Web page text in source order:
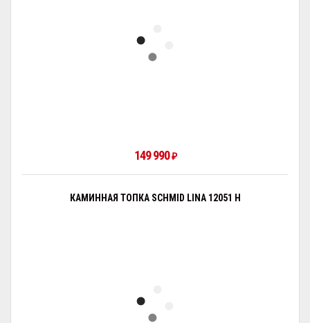
149 990₽
КАМИННАЯ ТОПКА SCHMID LINA 12051 H